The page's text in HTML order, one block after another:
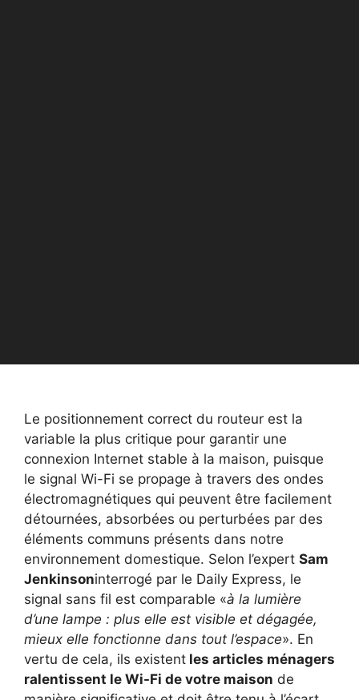
Le positionnement correct du routeur est la
variable la plus critique pour garantir une
connexion Internet stable à la maison, puisque
le signal Wi-Fi se propage à travers des ondes
électromagnétiques qui peuvent être facilement
détournées, absorbées ou perturbées par des
éléments communs présents dans notre
environnement domestique. Selon l’expert Sam
Jenkinsoninterrogé par le Daily Express, le
signal sans fil est comparable «à la lumière
d’une lampe : plus elle est visible et dégagée,
mieux elle fonctionne dans tout l’espace». En
vertu de cela, ils existent les articles ménagers
ralentissent le Wi-Fi de votre maison de